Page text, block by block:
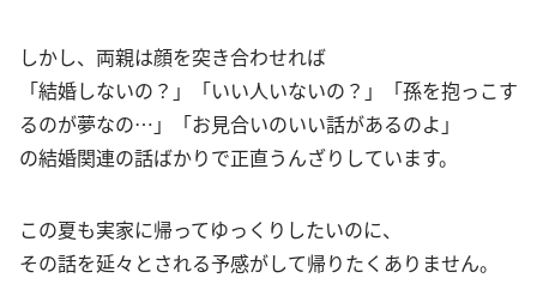
しかし、両親は顔を突き合わせれば
「結婚しないの？」「いい人いないの？」「孫を抱っこす
るのが夢なの…」「お見合いのいい話があるのよ」
の結婚関連の話ばかりで正直うんざりしています。
この夏も実家に帰ってゆっくりしたいのに、
その話を延々とされる予感がして帰りたくありません。